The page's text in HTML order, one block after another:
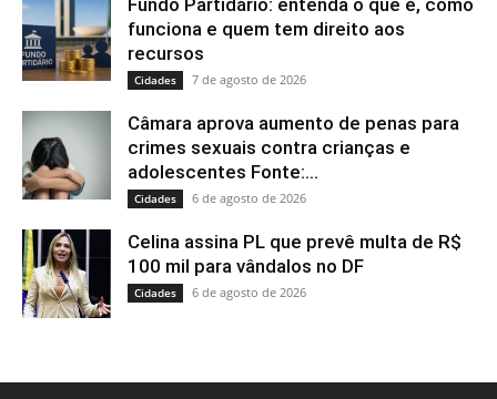
funciona e quem tem direito aos
recursos
Cidades 7 de agosto de 2026
Câmara aprova aumento de penas para
crimes sexuais contra crianças e
adolescentes Fonte:...
Cidades 6 de agosto de 2026
Celina assina PL que prevê multa de R$
100 mil para vândalos no DF
Cidades 6 de agosto de 2026